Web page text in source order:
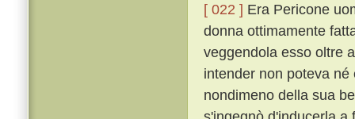
[ 022 ] Era Pericone
donna ottimamente
veggendola esso oltre
intender non poteva
nondimeno della sua